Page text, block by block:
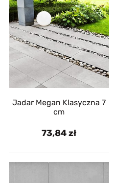
Jadar Megan Klasyczna 7
cm
73,84